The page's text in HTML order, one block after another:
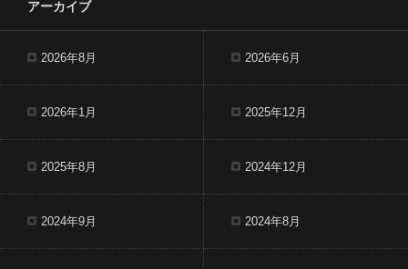
アーカイブ
2026年8月 2026年6月
2026年1月 2025年12月
2025年8月 2024年12月
2024年9月 2024年8月